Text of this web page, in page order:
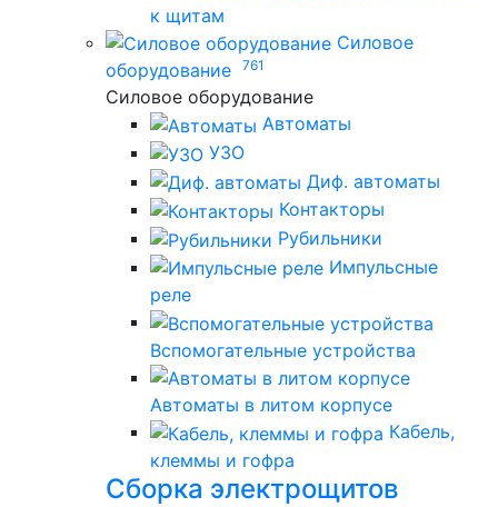
к щитам
Силовое
оборудование
761
Силовое оборудование
Автоматы
УЗО
Диф. автоматы
Контакторы
Рубильники
Импульсные
реле
Вспомогательные устройства
Автоматы в литом корпусе
Кабель,
клеммы и гофра
Сборка электрощитов